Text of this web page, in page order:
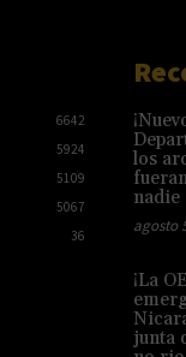
6642
5924
5109
5067
36
los
nadie
agosto
¡La
junta